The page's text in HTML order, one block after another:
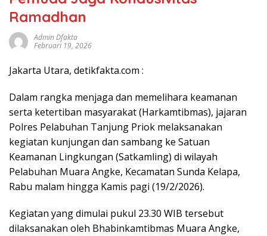
Ramadhan
Admin Dfakta
Februari 19, 2026
Jakarta Utara, detikfakta.com :
Dalam rangka menjaga dan memelihara keamanan
serta ketertiban masyarakat (Harkamtibmas), jajaran
Polres Pelabuhan Tanjung Priok melaksanakan
kegiatan kunjungan dan sambang ke Satuan
Keamanan Lingkungan (Satkamling) di wilayah
Pelabuhan Muara Angke, Kecamatan Sunda Kelapa,
Rabu malam hingga Kamis pagi (19/2/2026).
Kegiatan yang dimulai pukul 23.30 WIB tersebut
dilaksanakan oleh Bhabinkamtibmas Muara Angke,